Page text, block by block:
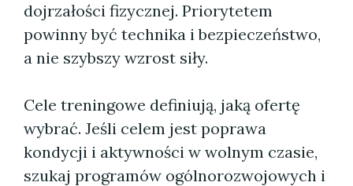
dojrzałości fizycznej. Priorytetem
powinny być technika i bezpieczeństwo,
a nie szybszy wzrost siły.
Cele treningowe definiują, jaką ofertę
wybrać. Jeśli celem jest poprawa
kondycji i aktywności w wolnym czasie,
szukaj programów ogólnorozwojowych i